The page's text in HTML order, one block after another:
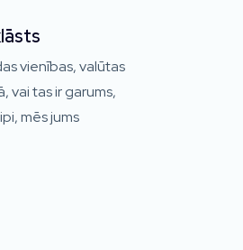
vienības, valūtas
vai tas ir garums,
mēs jums